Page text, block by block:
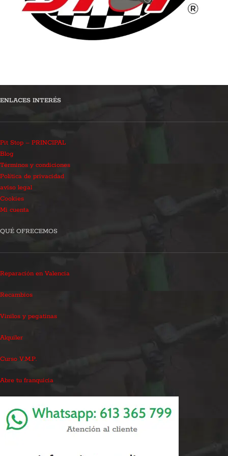
ENLACES INTERÉS
Pit Stop – PRINCIPAL
Blog
Términos y condiciones
Política de privacidad
aviso legal
Cookies
Mi cuenta
QUÉ OFRECEMOS
Reparación en Valencia
Recambios
Vinilos y pegatinas
Alquiler
Curso V.M.P.
Abre tu franquicia